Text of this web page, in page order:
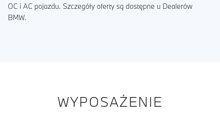
OC i AC pojazdu. Szczegóły oferty są dostępne u Dealerów
BMW.
WYPOSAŻENIE